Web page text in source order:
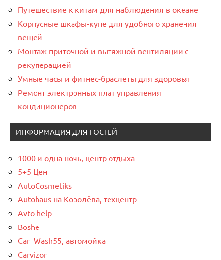
Путешествие к китам для наблюдения в океане
Корпусные шкафы-купе для удобного хранения
вещей
Монтаж приточной и вытяжной вентиляции с
рекуперацией
Умные часы и фитнес-браслеты для здоровья
Ремонт электронных плат управления
кондиционеров
ИНФОРМАЦИЯ ДЛЯ ГОСТЕЙ
1000 и одна ночь, центр отдыха
5+5 Цен
AutoCosmetiks
Autohaus на Королёва, техцентр
Avto help
Boshe
Car_Wash55, автомойка
Carvizor